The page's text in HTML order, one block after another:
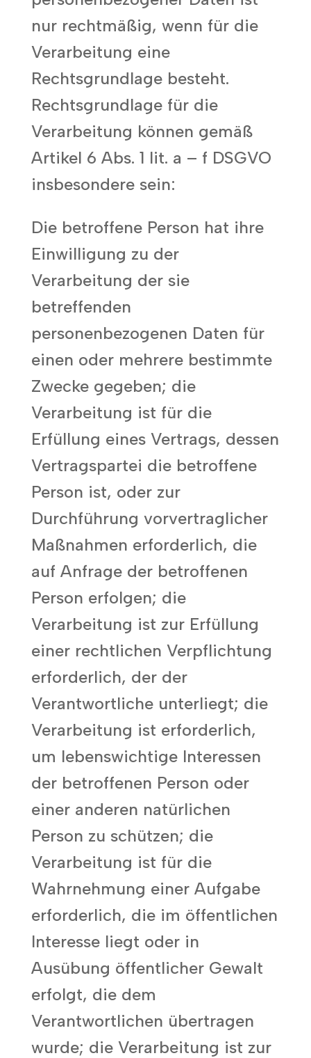
nur rechtmäßig, wenn für die
Verarbeitung eine
Rechtsgrundlage besteht.
Rechtsgrundlage für die
Verarbeitung können gemäß
Artikel 6 Abs. 1 lit. a – f DSGVO
insbesondere sein:
Die betroffene Person hat ihre
Einwilligung zu der
Verarbeitung der sie
betreffenden
personenbezogenen Daten für
einen oder mehrere bestimmte
Zwecke gegeben; die
Verarbeitung ist für die
Erfüllung eines Vertrags, dessen
Vertragspartei die betroffene
Person ist, oder zur
Durchführung vorvertraglicher
Maßnahmen erforderlich, die
auf Anfrage der betroffenen
Person erfolgen; die
Verarbeitung ist zur Erfüllung
einer rechtlichen Verpflichtung
erforderlich, der der
Verantwortliche unterliegt; die
Verarbeitung ist erforderlich,
um lebenswichtige Interessen
der betroffenen Person oder
einer anderen natürlichen
Person zu schützen; die
Verarbeitung ist für die
Wahrnehmung einer Aufgabe
erforderlich, die im öffentlichen
Interesse liegt oder in
Ausübung öffentlicher Gewalt
erfolgt, die dem
Verantwortlichen übertragen
wurde; die Verarbeitung ist zur